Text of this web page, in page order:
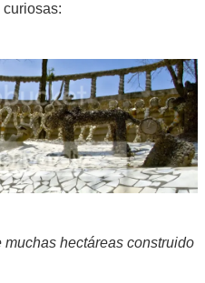
curiosas:
hectáreas construido